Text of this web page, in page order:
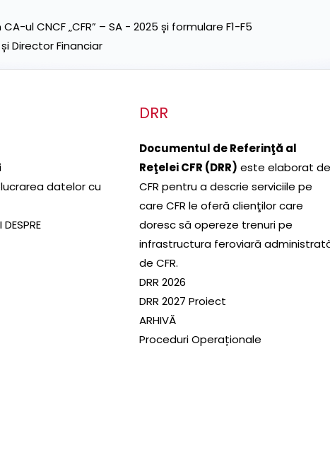
ul CNCF „CFR” – SA - 2025 și formulare F1-F5
Director Financiar
datelor cu
DRR
Documentul de Referinţă al
Reţelei CFR (DRR) este elaborat de
CFR pentru a descrie serviciile pe
care CFR le oferă clienţilor care
doresc să opereze trenuri pe
infrastructura feroviară
de CFR.
DRR 2026
DRR 2027 Proiect
ARHIVĂ
Proceduri Operaționale